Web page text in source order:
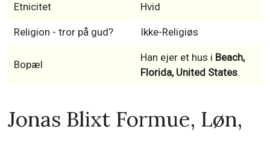
Etnicitet Hvid
Religion - tror på gud? Ikke-Religiøs
Bopæl
Han ejer et hus i Beach,
Florida, United States.
Jonas Blixt Formue, Løn,